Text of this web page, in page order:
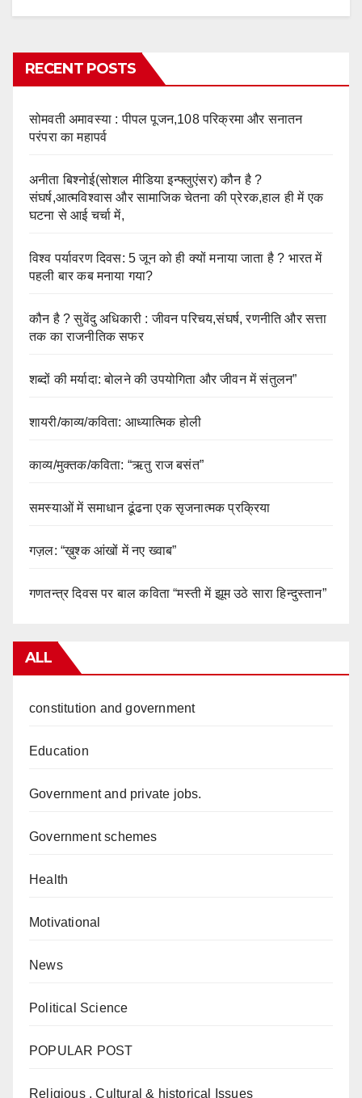
RECENT POSTS
सोमवती अमावस्या : पीपल पूजन,108 परिक्रमा और सनातन
परंपरा का महापर्व
अनीता बिश्नोई(सोशल मीडिया इन्फ्लुएंसर) कौन है ?
संघर्ष,आत्मविश्वास और सामाजिक चेतना की प्रेरक,हाल ही में एक
घटना से आई चर्चा में,
विश्व पर्यावरण दिवस: 5 जून को ही क्यों मनाया जाता है ? भारत में
पहली बार कब मनाया गया?
कौन है ? सुवेंदु अधिकारी : जीवन परिचय,संघर्ष, रणनीति और सत्ता
तक का राजनीतिक सफर
शब्दों की मर्यादा: बोलने की उपयोगिता और जीवन में संतुलन”
शायरी/काव्य/कविता: आध्यात्मिक होली
काव्य/मुक्तक/कविता: “ऋतु राज बसंत”
समस्याओं में समाधान ढूंढना एक सृजनात्मक प्रक्रिया
गज़ल: “ख़ुश्क आंखों में नए ख्वाब”
गणतन्त्र दिवस पर बाल कविता “मस्ती में झूम उठे सारा हिन्दुस्तान”
ALL
constitution and government
Education
Government and private jobs.
Government schemes
Health
Motivational
News
Political Science
POPULAR POST
Religious , Cultural & historical Issues